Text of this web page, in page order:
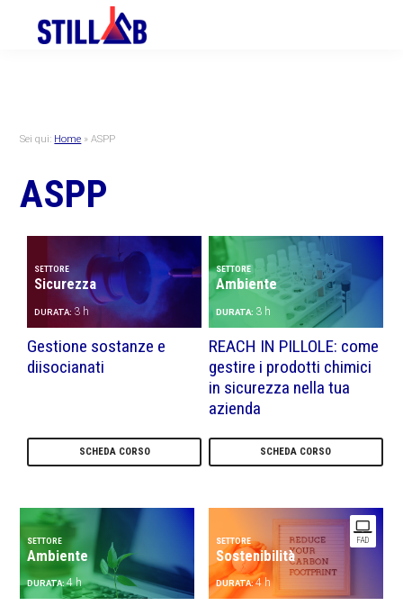
primary
primary
Sei qui: Home »ASPP
ASPP
SETTORE
Sicurezza
DURATA:3 h
Gestione sostanze e
diisocianati
SCHEDA CORSO
SETTORE
Ambiente
DURATA: 3 h
REACH IN PILLOLE: come
gestire i prodotti chimici
in sicurezza nella tua
azienda
SCHEDA CORSO
SETTORE
Ambiente
DURATA:4 h
SETTORE
Sostenibilità
DURATA:4 h
FAD